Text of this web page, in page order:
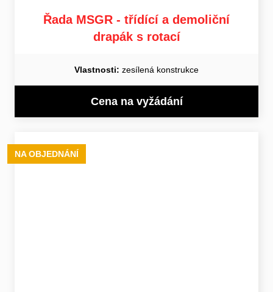
Řada MSGR - třídící a demoliční
drapák s rotací
Vlastnosti: zesílená konstrukce
Cena na vyžádání
NA OBJEDNÁNÍ